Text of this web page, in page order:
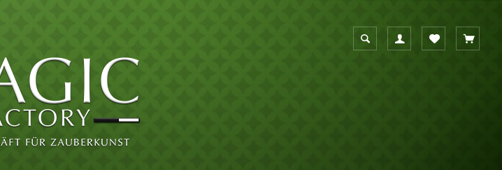
Suche anzeigen